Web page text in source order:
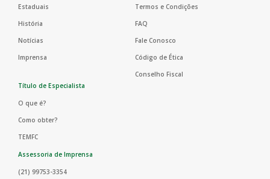
Estaduais
História
Notícias
Imprensa
Termos e Condições
FAQ
Fale Conosco
Código de Ética
Conselho Fiscal
Título de Especialista
O que é?
Como obter?
TEMFC
Assessoria de Imprensa
(21) 99753-3354